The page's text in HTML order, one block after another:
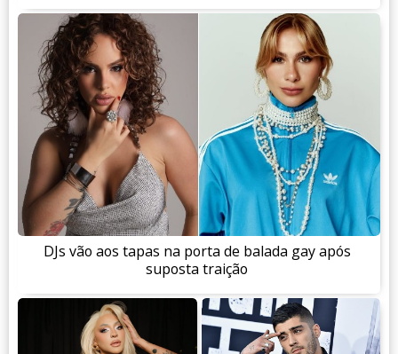
DJs vão aos tapas na porta de balada gay após
suposta traição